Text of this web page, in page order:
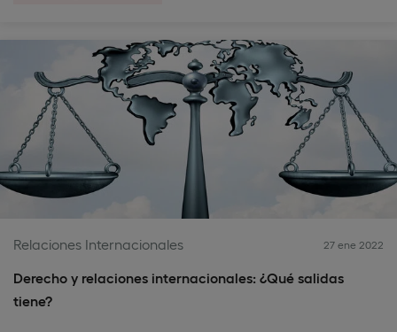
Relaciones Internacionales 27 ene 2022
Derecho y relaciones internacionales: ¿Qué salidas
tiene?